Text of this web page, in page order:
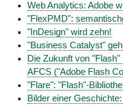
Web Analytics: Adobe
"FlexPMD":
"InDesign" wird zehn!
"Business Catalyst"
Die Zukunft von
AFCS ("Adobe Flash
"Flare": "Flash"-
Bilder einer